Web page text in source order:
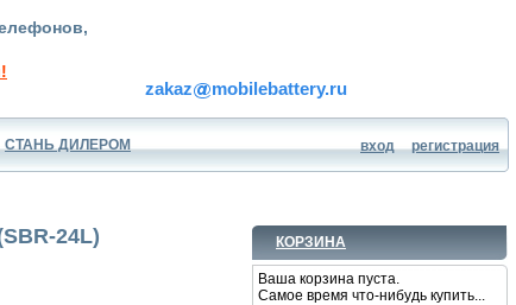
zakaz mobilebattery.ru
СТАНЬ ДИЛЕРОМ вход регистрация
КОРЗИНА
Ваша корзина пуста.
Самое время что-нибудь купить...
24L)